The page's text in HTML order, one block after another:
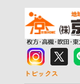
トピックス